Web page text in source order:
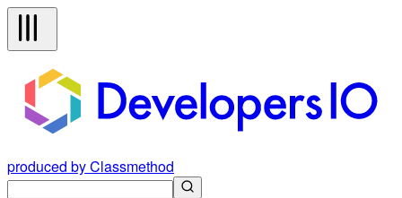
produced by Classmethod